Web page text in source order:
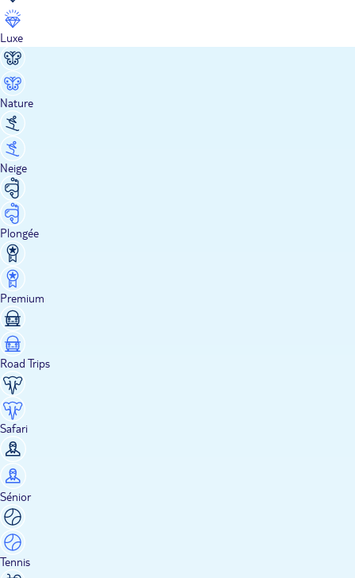
Luxe
Nature
Neige
Plongée
Premium
Road Trips
Safari
Sénior
Tennis